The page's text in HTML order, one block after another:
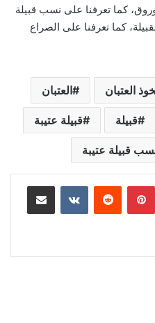
كما تعرفنا على نسب قبيلة
كما تعرفنا على الصراع
العتبان العتبان
قبيلة قبيلة عتيبة
قبيلة عتيبة
بينتيريست